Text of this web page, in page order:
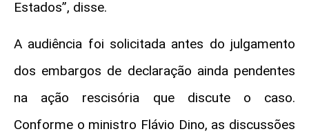
Estados”, disse.
A audiência foi solicitada antes do julgamento
dos embargos de declaração ainda pendentes
na ação rescisória que discute o caso.
Conforme o ministro Flávio Dino, as discussões